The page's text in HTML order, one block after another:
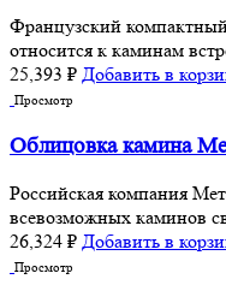
Французский
относится к каминам
25,393 ₽ Добавить в
Просмотр
Облицовка камина
Российская компания
всевозможных каминов
26,324 ₽ Добавить в
Просмотр